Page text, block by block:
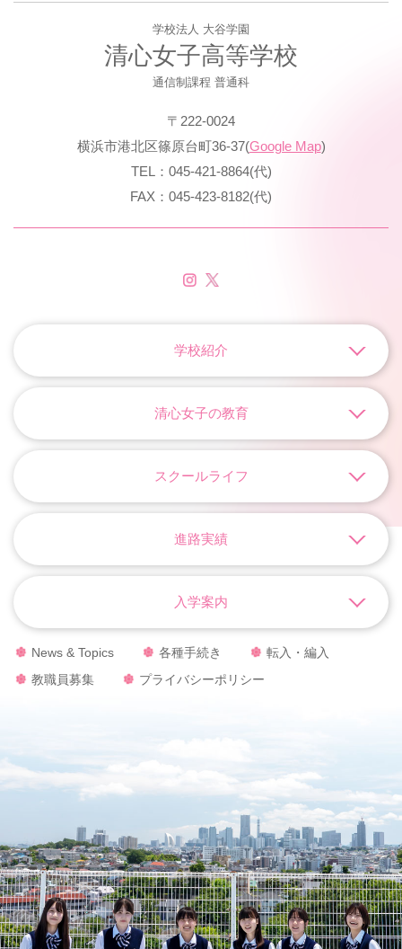
学校法人 大谷学園
清心女子高等学校
通信制課程 普通科
〒222-0024
横浜市港北区篠原台町36-37(Google Map)
TEL：045-421-8864(代)
FAX：045-423-8182(代)
学校紹介
清心女子の教育
スクールライフ
進路実績
入学案内
News & Topics 各種手続き
転入・編入
教職員募集
プライバシーポリシー